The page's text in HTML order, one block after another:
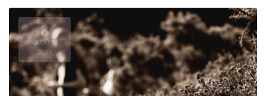
8
AOÛT
2024